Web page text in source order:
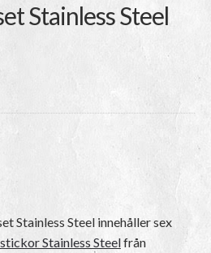
Stainless Steel
Stainless Steel innehåller sex
Stainless Steelfrån